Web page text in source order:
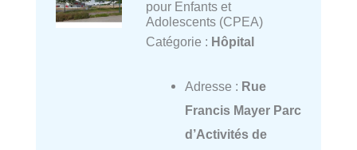
pour Enfants et
Adolescents (CPEA)
Catégorie : Hôpital
Adresse : Rue
Francis Mayer Parc
d’Activités de